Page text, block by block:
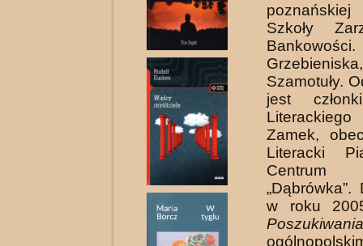
Szkoły
Bankowości.
Szamotuły.
jest
Zamek,
Literacki
„Dąbrówka”.
w roku
Poszukiwania